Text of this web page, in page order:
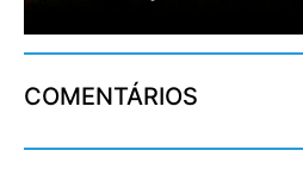
COMENTÁRIOS